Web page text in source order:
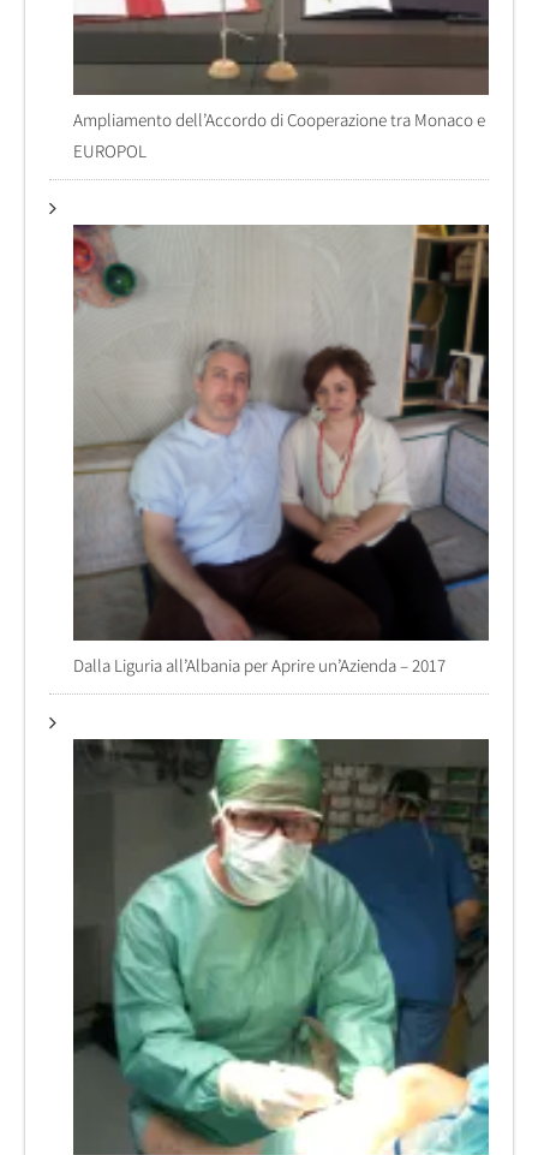
Ampliamento dell’Accordo di Cooperazione tra Monaco e
EUROPOL
Dalla Liguria all’Albania per Aprire un’Azienda – 2017